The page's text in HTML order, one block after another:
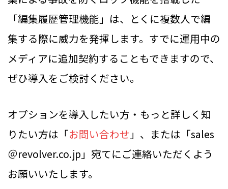
「編集履歴管理機能」は、とくに複数人で編
集する際に威力を発揮します。すでに運用中の
メディアに追加契約することもできますので、
ぜひ導入をご検討ください。
オプションを導入したい方・もっと詳しく知
りたい方は「お問い合わせ 」、または「sales
＠revolver.co.jp」宛てにご連絡いただくよう
お願いいたします。